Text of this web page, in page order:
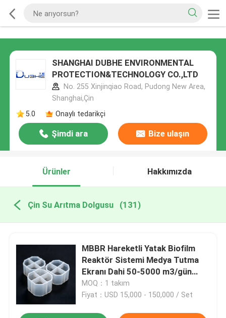
SHANGHAI DUBHE ENVIRONMENTAL
PROTECTION&TECHNOLOGY CO.,LTD
No. 255 Xinjinqiao Road, Pudong New Area,
Shanghai,Çin
5.0
Onaylı tedarikçi
Şimdi ara Bize ulaşın
Ürünler Hakkımızda
Çin Su Arıtma Dolgusu (131)
MBBR Hareketli Yatak Biofilm
Reaktör Sistemi Medya Tutma
Ekranı Dahi 50-5000 m3/gün
Latin Amerika Atık Su Arıtma
MOQ：1 takım
Fiyat：USD 15,000 - 150,000 / Set